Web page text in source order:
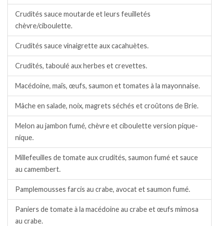
Crudités sauce moutarde et leurs feuilletés
chèvre/ciboulette.
Crudités sauce vinaigrette aux cacahuètes.
Crudités, taboulé aux herbes et crevettes.
Macédoine, maïs, œufs, saumon et tomates à la mayonnaise.
Mâche en salade, noix, magrets séchés et croûtons de Brie.
Melon au jambon fumé, chèvre et ciboulette version pique-
nique.
Millefeuilles de tomate aux crudités, saumon fumé et sauce
au camembert.
Pamplemousses farcis au crabe, avocat et saumon fumé.
Paniers de tomate à la macédoine au crabe et œufs mimosa
au crabe.